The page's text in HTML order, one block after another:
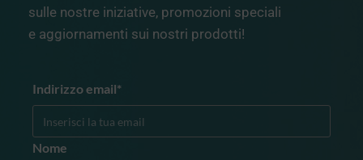
sulle nostre iniziative, promozioni speciali
e aggiornamenti sui nostri prodotti!
Indirizzo email*
Nome